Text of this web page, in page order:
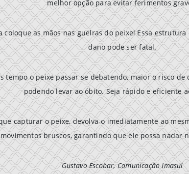
melhor opção para evitar ferimentos
coloque as mãos nas guelras do peixe! Essa
dano pode ser fatal.
tempo o peixe passar se debatendo, maior o risco
podendo levar ao óbito. Seja rápido e eficiente
capturar o peixe, devolva-o imediatamente ao
bruscos, garantindo que ele possa nadar
Gustavo Escobar, Comunicação Imasul